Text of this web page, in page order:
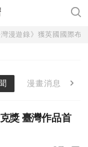
灣漫遊錄》獲英國國際布
漫畫消息
獎 臺灣作品首